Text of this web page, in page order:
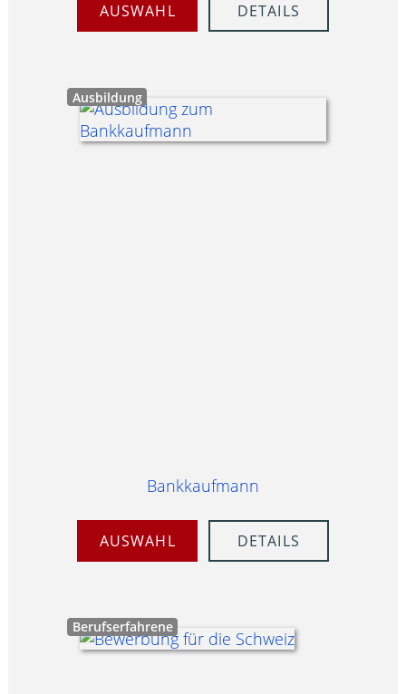
AUSWAHL DETAILS
Ausbildung
Bankkaufmann
AUSWAHL DETAILS
Berufserfahrene